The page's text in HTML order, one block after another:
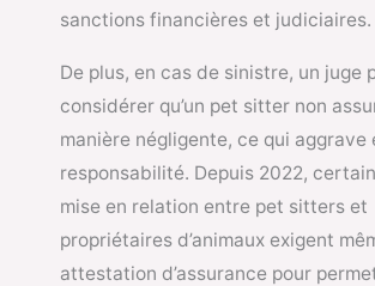
sanctions financières et judiciaires.
De plus, en cas de sinistre, un juge
considérer qu’un pet sitter non
manière négligente, ce qui aggrave
responsabilité. Depuis 2022,
mise en relation entre pet sitters et
propriétaires d’animaux exigent
attestation d’assurance pour